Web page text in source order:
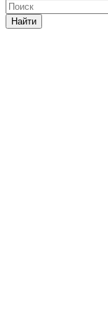
Найти